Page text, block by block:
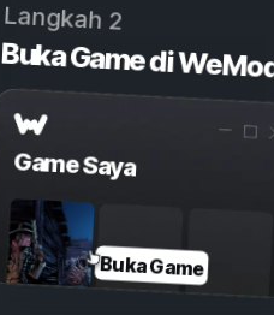
Langkah 2
Buka Game di
Game Saya
Buka Game